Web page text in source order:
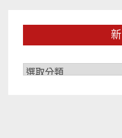
新